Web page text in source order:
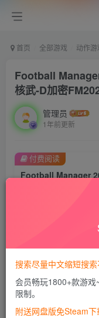
首页 全部游戏 动作游
Football
核武-D加密
管理员
1年前更新
您当
付费阅读
搜索尽量中文缩短搜
会员畅玩1800+款游
限制。
附送网盘版免Steam下